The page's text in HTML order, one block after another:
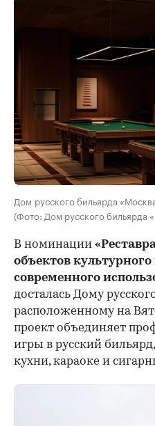
Дом русского бильярда
(Фото: Дом русского бильярда
В номинации
объектов
современного
досталась Дому
расположенному на
проект объединяет
игры в русский
кухни, караоке и